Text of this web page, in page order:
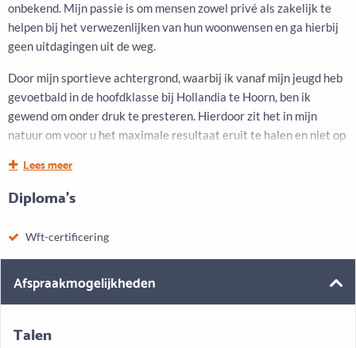
onbekend. Mijn passie is om mensen zowel privé als zakelijk te
helpen bij het verwezenlijken van hun woonwensen en ga hierbij
geen uitdagingen uit de weg.
Door mijn sportieve achtergrond, waarbij ik vanaf mijn jeugd heb
gevoetbald in de hoofdklasse bij Hollandia te Hoorn, ben ik
gewend om onder druk te presteren. Hierdoor zit het in mijn
natuur om voor u het maximale resultaat eruit te halen en niet op
de hypotheek afsluiten die het beste bij u past en u daarbij zoveel
mogelijk te ontzorgen.
Lees meer
Diploma's
Wft-certificering
Afspraakmogelijkheden
Talen